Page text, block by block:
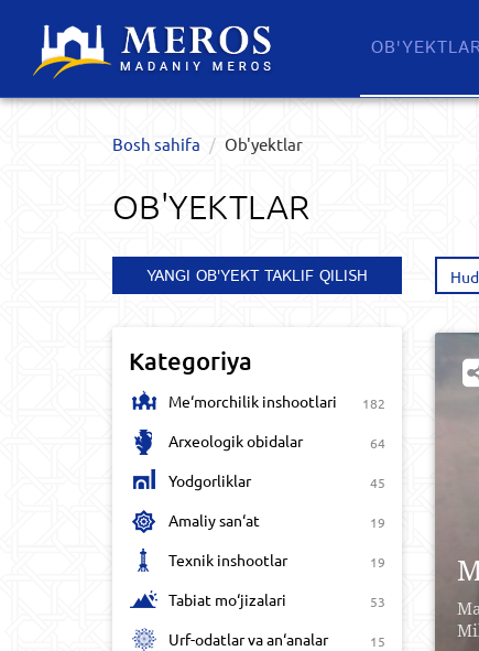
Bosh sahifa Ob'yektlar​
OB'YEKTLAR​
YANGI OB'YEKT TAKLIF QILISH
Kategoriya
Me‘morchilik inshootlari 182
Arxeologik obidalar 64
Yodgorliklar 45
Amaliy san‘at 19
Texnik inshootlar 19
Tabiat mo‘jizalari 53
Urf-odatlar va an‘analar 15